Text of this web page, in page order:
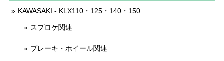
KAWASAKI - KLX110・125・140・150
スプロケ関連
ブレーキ・ホイール関連